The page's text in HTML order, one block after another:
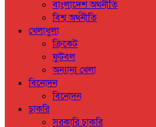
বাংলাদেশ অর্থনীতি
বিশ্ব অর্থনীতি
খেলাধুলা
ক্রিকেট
ফুটবল
অন্যান্য খেলা
বিনোদন
বিনোদন
চাকরি
সরকারি চাকরি